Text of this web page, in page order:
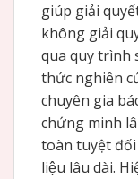
giúp giải
không giải
qua quy trình
thức nghiên
chuyên gia
chứng minh
toàn tuyệt đối
liệu lâu dài.